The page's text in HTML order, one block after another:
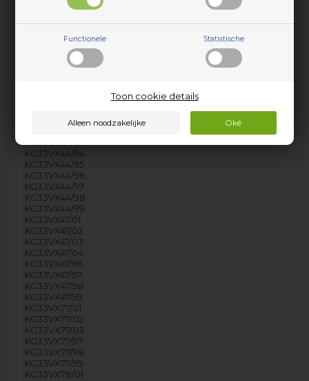
Functionele Statistische
Toon cookie details
KG33VX43/95
KG33VX43/98
KG33VX43/99
KG33VX44/01
KG33VX44/06
KG33VX44/94
KG33VX44/95
KG33VX44/96
KG33VX44/97
KG33VX44/98
KG33VX44/99
KG33VX47/01
KG33VX47/02
KG33VX47/03
KG33VX47/04
KG33VX47/96
KG33VX47/97
KG33VX47/98
KG33VX47/99
KG33VX77/01
KG33VX77/02
KG33VX77/03
KG33VX77/97
KG33VX77/98
KG33VX77/99
KG33VX78/01